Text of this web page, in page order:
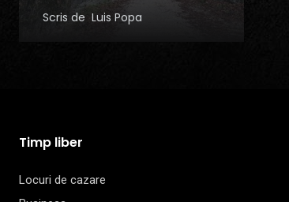
pământ
Scris de Luis Popa
Timp liber
Locuri de cazare